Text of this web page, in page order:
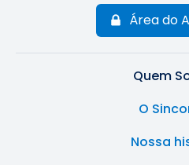
Área do
Quem
O
Nossa